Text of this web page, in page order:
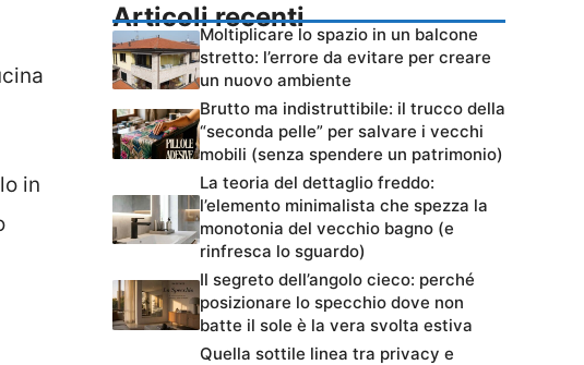
in
Articoli recenti
Moltiplicare lo spazio in un balcone
stretto: l’errore da evitare per creare
un nuovo ambiente
Brutto ma indistruttibile: il trucco della
“seconda pelle” per salvare i vecchi
mobili (senza spendere un patrimonio)
La teoria del dettaglio freddo:
l’elemento minimalista che spezza la
monotonia del vecchio bagno (e
rinfresca lo sguardo)
Il segreto dell’angolo cieco: perché
posizionare lo specchio dove non
batte il sole è la vera svolta estiva
Quella sottile linea tra privacy e